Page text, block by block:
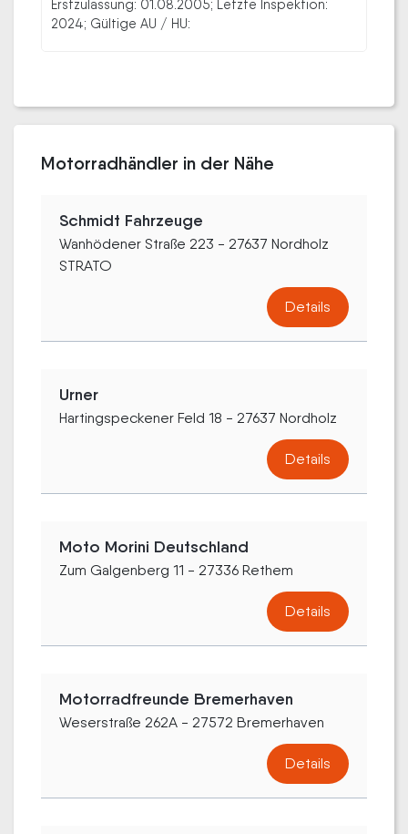
Erstzulassung: 01.08.2005; Letzte Inspektion:
2024; Gültige AU / HU:
Motorradhändler in der Nähe
Schmidt Fahrzeuge
Wanhödener Straße 223 - 27637 Nordholz
STRATO
Details
Urner
Hartingspeckener Feld 18 - 27637 Nordholz
Details
Moto Morini Deutschland
Zum Galgenberg 11 - 27336 Rethem
Details
Motorradfreunde Bremerhaven
Weserstraße 262A - 27572 Bremerhaven
Details